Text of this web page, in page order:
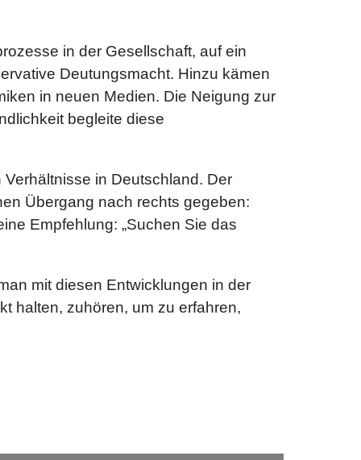
in der Gesellschaft, auf ein
Deutungsmacht. Hinzu kämen
in neuen Medien. Die Neigung zur
begleite diese
in Deutschland. Der
Übergang nach rechts gegeben:
Empfehlung: „Suchen Sie das
mit diesen Entwicklungen in der
halten, zuhören, um zu erfahren,